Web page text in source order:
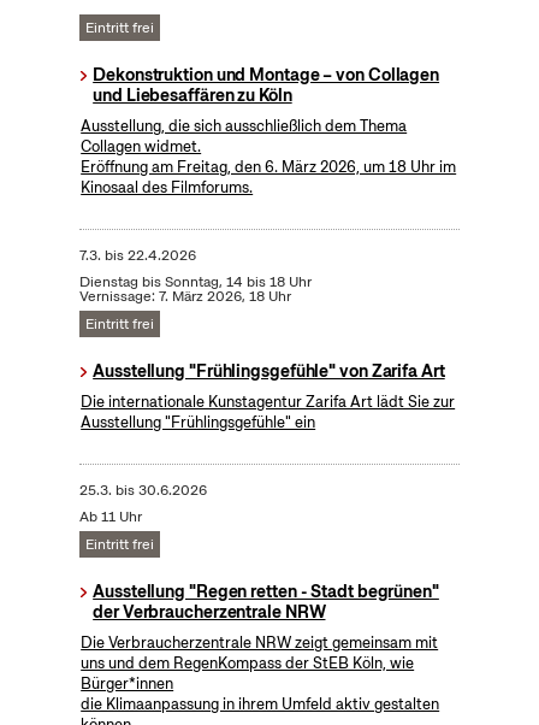
Eintritt frei
Dekonstruktion und Montage – von Collagen
und Liebesaffären zu Köln
Ausstellung, die sich ausschließlich dem Thema
Collagen widmet.
Eröffnung am Freitag, den 6. März 2026, um 18 Uhr im
Kinosaal des Filmforums.
7.3. bis22.4.2026
Dienstag bis Sonntag, 14 bis 18 Uhr
Vernissage: 7. März 2026, 18 Uhr
Eintritt frei
Ausstellung "Frühlingsgefühle" von Zarifa Art
Die internationale Kunstagentur Zarifa Art lädt Sie zur
Ausstellung "Frühlingsgefühle" ein
25.3. bis30.6.2026
Ab 11 Uhr
Eintritt frei
Ausstellung "Regen retten - Stadt begrünen"
der Verbraucherzentrale NRW
Die Verbraucherzentrale NRW zeigt gemeinsam mit
uns und dem RegenKompass der StEB Köln, wie
Bürger*innen
die Klimaanpassung in ihrem Umfeld aktiv gestalten